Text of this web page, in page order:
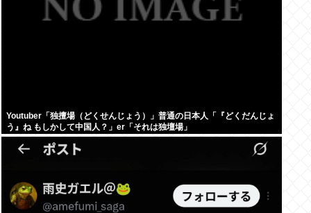
Youtuber「独擅場（どくせんじょう）」普通の日本人「『どくだんじょ
う』ね もしかして中国人？」er「それは独壇場」